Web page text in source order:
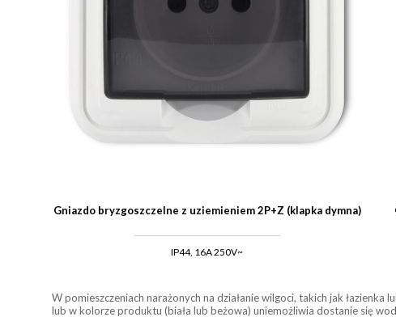
Gniazdo bryzgoszczelne z uziemieniem 2P+Z (klapka dymna)
IP44, 16A 250V~
W pomieszczeniach narażonych na działanie wilgoci, takich jak
lub w kolorze produktu (biała lub beżowa) uniemożliwia dostanie się